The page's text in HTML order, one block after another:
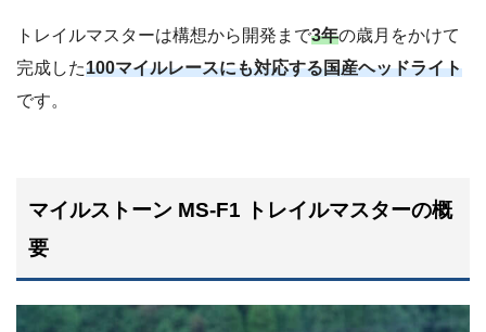
トレイルマスターは構想から開発まで3年の歳月をかけて
完成した100マイルレースにも対応する国産ヘッドライト
です。
マイルストーン MS-F1 トレイルマスターの概
要